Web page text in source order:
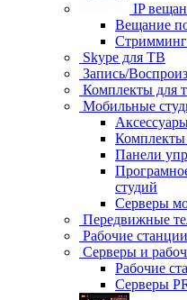
IP
Вещание
Skype для ТВ
Запись/
Комплекты для
Мобильные
Комплекты
Панели
студий
Серверы
Передвижные
Рабочие
Серверы и
Рабочие
Серверы